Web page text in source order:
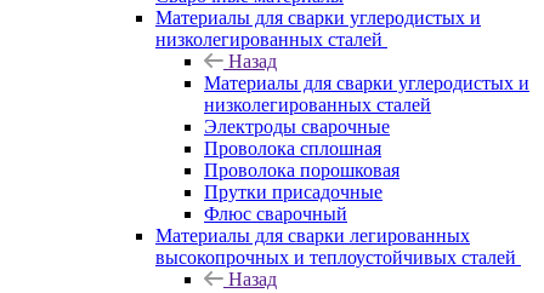
Материалы для сварки углеродистых и
низколегированных сталей
Назад
Материалы для сварки углеродистых и
низколегированных сталей
Электроды сварочные
Проволока сплошная
Проволока порошковая
Прутки присадочные
Флюс сварочный
Материалы для сварки легированных
высокопрочных и теплоустойчивых сталей
Назад